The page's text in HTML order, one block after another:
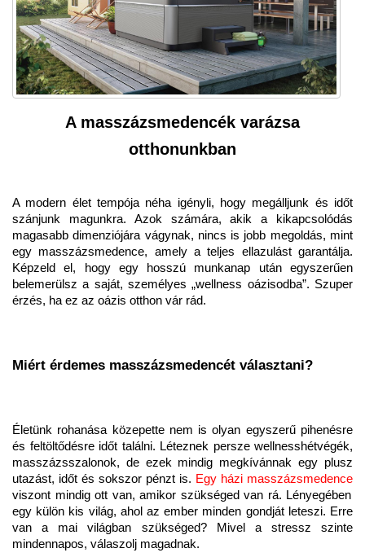
A masszázsmedencék varázsa
otthonunkban
A modern élet tempója néha igényli, hogy megálljunk és időt
szánjunk magunkra. Azok számára, akik a kikapcsolódás
magasabb dimenziójára vágynak, nincs is jobb megoldás, mint
egy masszázsmedence, amely a teljes ellazulást garantálja.
Képzeld el, hogy egy hosszú munkanap után egyszerűen
belemerülsz a saját, személyes „wellness oázisodba”. Szuper
érzés, ha ez az oázis otthon vár rád.
Miért érdemes masszázsmedencét választani?
Életünk rohanása közepette nem is olyan egyszerű pihenésre
és feltöltődésre időt találni. Léteznek persze wellnesshétvégék,
masszázsszalonok, de ezek mindig megkívánnak egy plusz
utazást, időt és sokszor pénzt is. Egy házi masszázsmedence
viszont mindig ott van, amikor szükséged van rá. Lényegében
egy külön kis világ, ahol az ember minden gondját leteszi. Erre
van a mai világban szükséged? Mivel a stressz szinte
mindennapos, válaszolj magadnak.